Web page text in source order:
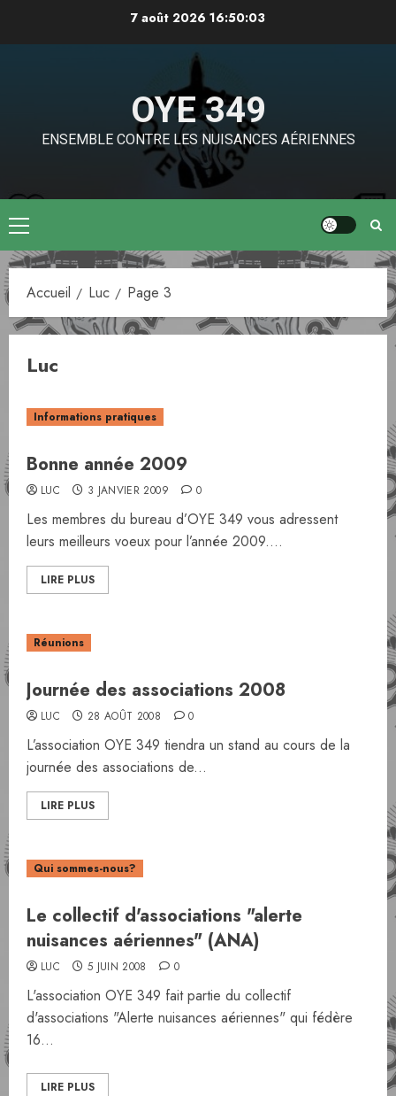
7 août 2026 16:50:04
OYE 349
ENSEMBLE CONTRE LES NUISANCES AÉRIENNES
Menu
principal
Accueil Luc Page 3
Luc
Informations pratiques
Bonne année 2009
LUC 3 JANVIER 2009 0
Les membres du bureau d’OYE 349 vous adressent
leurs meilleurs voeux pour l’année 2009....
LIRE PLUS
Réunions
Journée des associations 2008
LUC 28 AOÛT 2008 0
L’association OYE 349 tiendra un stand au cours de la
journée des associations de...
LIRE PLUS
Qui sommes-nous?
Le collectif d'associations "alerte
nuisances aériennes" (ANA)
LUC 5 JUIN 2008 0
L'association OYE 349 fait partie du collectif
d'associations "Alerte nuisances aériennes" qui fédère
16...
LIRE PLUS